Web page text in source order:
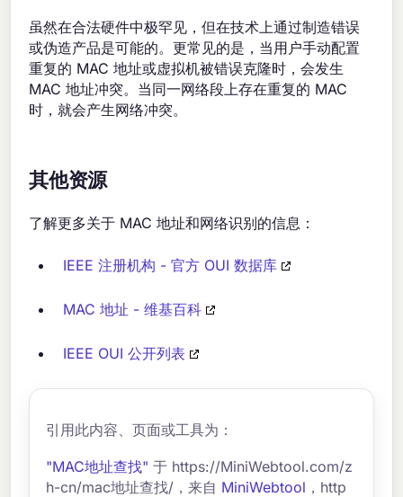
虽然在合法硬件中极罕见，但在技术上通过制造错误
或伪造产品是可能的。更常见的是，当用户手动配置
重复的 MAC 地址或虚拟机被错误克隆时，会发生
MAC 地址冲突。当同一网络段上存在重复的 MAC
时，就会产生网络冲突。
其他资源
了解更多关于 MAC 地址和网络识别的信息：
IEEE 注册机构 - 官方 OUI 数据库
MAC 地址 - 维基百科
IEEE OUI 公开列表
引用此内容、页面或工具为：
"MAC地址查找" 于 https://MiniWebtool.com/z
h-cn/mac地址查找/，来自 MiniWebtool ，http